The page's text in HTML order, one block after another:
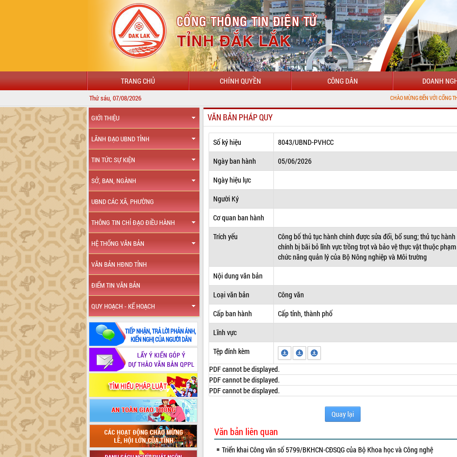
TRANG CHỦ CHÍNH QUYỀN CÔNG DÂN DOANH
Thứ sáu, 07/08/2026 CHÀO MỪNG ĐẾN VỚI CỔNG THÔNG TIN
GIỚI THIỆU
LÃNH ĐẠO UBND TỈNH
TIN TỨC SỰ KIỆN
SỞ, BAN, NGÀNH
UBND CÁC XÃ, PHƯỜNG
THÔNG TIN CHỈ ĐẠO ĐIỀU HÀNH
HỆ THỐNG VĂN BẢN
VĂN BẢN HĐND TỈNH
ĐIỂM TIN VĂN BẢN
QUY HOẠCH - KẾ HOẠCH
VĂN BẢN PHÁP QUY
Số ký hiệu
8043/UBND-PVHCC
Ngày ban hành
05/06/2026
Ngày hiệu lực
Người Ký
Cơ quan ban hành
Trích yếu
Công bố thủ tục hành chính được sửa đổi, bổ sung; thủ tục hành
chính bị bãi bỏ lĩnh vực trồng trọt và bảo vệ thực vật thuộc
chức năng quản lý của Bộ Nông nghiệp và Môi trường
Nội dung văn bản
Loại văn bản
Công văn
Cấp ban hành
Cấp tỉnh, thành phố
Lĩnh vực
Tệp đính kèm
PDF cannot be displayed.
PDF cannot be displayed.
PDF cannot be displayed.
Quay lại
Văn bản liên quan
Triển khai Công văn số 5799/BKHCN-CĐSQG của Bộ Khoa học và Công nghệ